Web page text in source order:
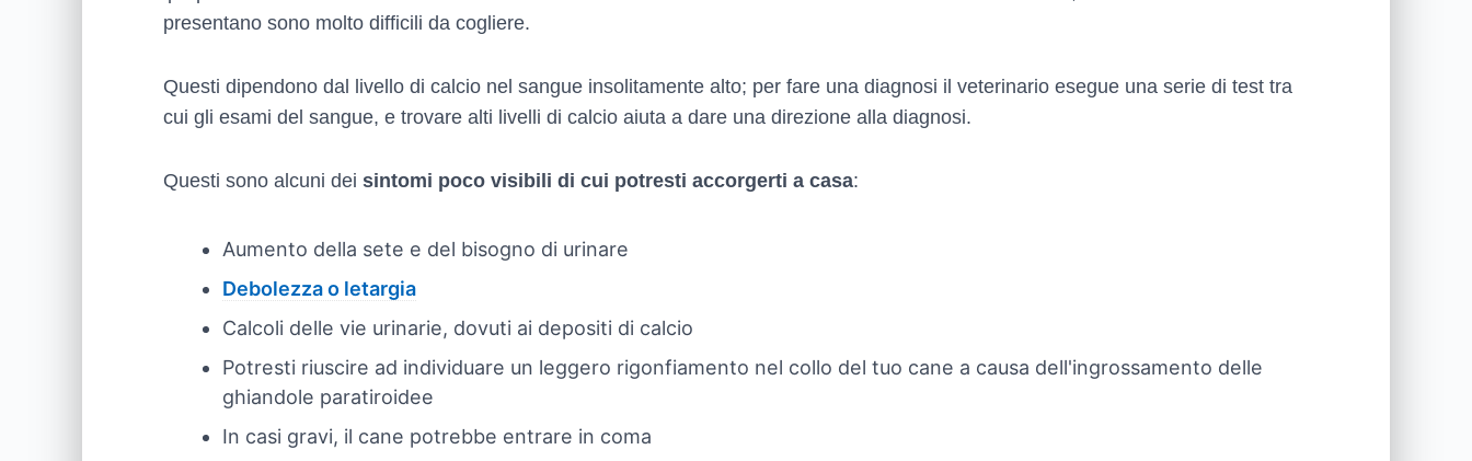
presentano sono molto difficili da cogliere.
Questi dipendono dal livello di calcio nel sangue insolitamente alto; per fare una diagnosi il veterinario esegue una serie di test tra
cui gli esami del sangue, e trovare alti livelli di calcio aiuta a dare una direzione alla diagnosi.
Questi sono alcuni dei sintomi poco visibili di cui potresti accorgerti a casa:
Aumento della sete e del bisogno di urinare
Debolezza o letargia
Calcoli delle vie urinarie, dovuti ai depositi di calcio
Potresti riuscire ad individuare un leggero rigonfiamento nel collo del tuo cane a causa dell'ingrossamento delle
ghiandole paratiroidee
In casi gravi, il cane potrebbe entrare in coma